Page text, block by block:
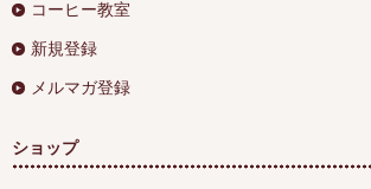
コーヒー教室
新規登録
メルマガ登録
ショップ